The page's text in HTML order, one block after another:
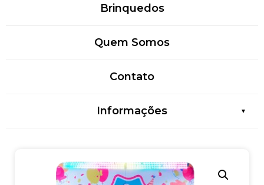
Brinquedos
Quem Somos
Contato
Informações